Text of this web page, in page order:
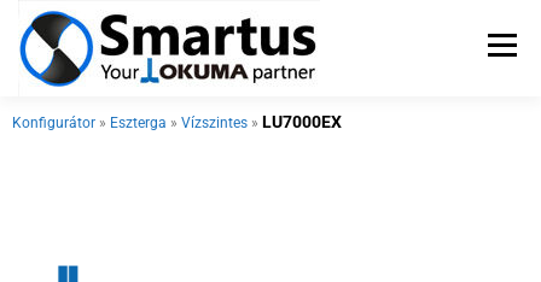
Menü
Konfigurátor » Eszterga » Vízszintes » LU7000EX